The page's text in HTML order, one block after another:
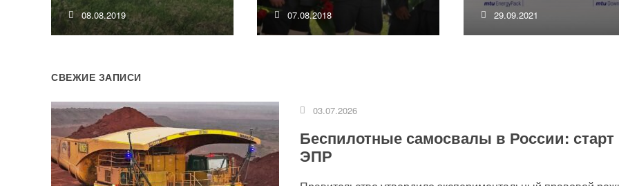
08.08.2019 07.08.2018 29.09.2021
СВЕЖИЕ ЗАПИСИ
03.07.2026
Беспилотные самосвалы в России: старт
ЭПР